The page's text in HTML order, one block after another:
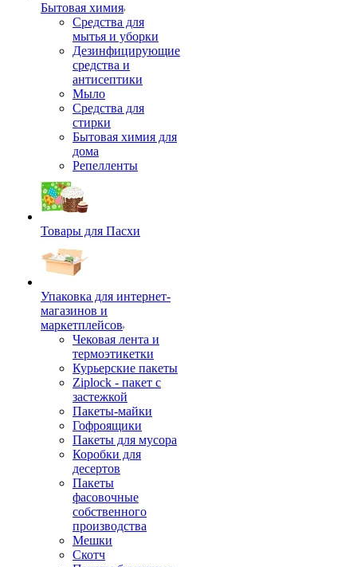
Бытовая химия
Средства для
мытья и уборки
Дезинфицирующие
средства и
антисептики
Мыло
Средства для
стирки
Бытовая химия для
дома
Репелленты
Товары для Пасхи
Упаковка для интернет-
магазинов и
маркетплейсов
Чековая лента и
термоэтикетки
Курьерские пакеты
Ziplock - пакет с
застежкой
Пакеты-майки
Гофроящики
Пакеты для мусора
Коробки для
десертов
Пакеты
фасовочные
собственного
производства
Мешки
Скотч